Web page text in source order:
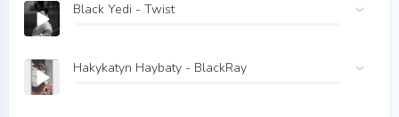
Black Yedi - Twist
Hakykatyn Haybaty - BlackRay